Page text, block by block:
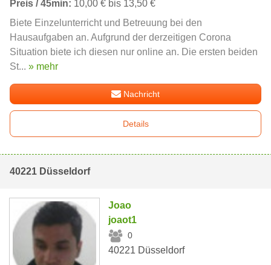
Preis / 45min: 10,00 € bis 13,50 €
Biete Einzelunterricht und Betreuung bei den
Hausaufgaben an. Aufgrund der derzeitigen Corona
Situation biete ich diesen nur online an. Die ersten beiden
St... » mehr
Nachricht
Details
40221 Düsseldorf
Joao
joaot1
0
40221 Düsseldorf